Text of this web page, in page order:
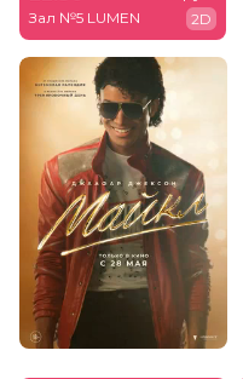
Зал №5 LUMEN
2D